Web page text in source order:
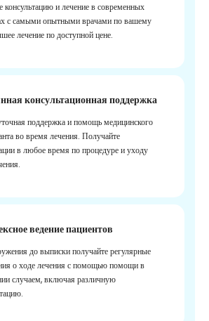
консультацию и лечение в современных
с самыми опытными врачами по вашему
лечение по доступной цене.
консультационная поддержка
поддержка и помощь медицинского
во время лечения. Получайте
в любое время по процедуре и уходу
ведение пациентов
до выписки получайте регулярные
о ходе лечения с помощью помощи в
случаем, включая различную